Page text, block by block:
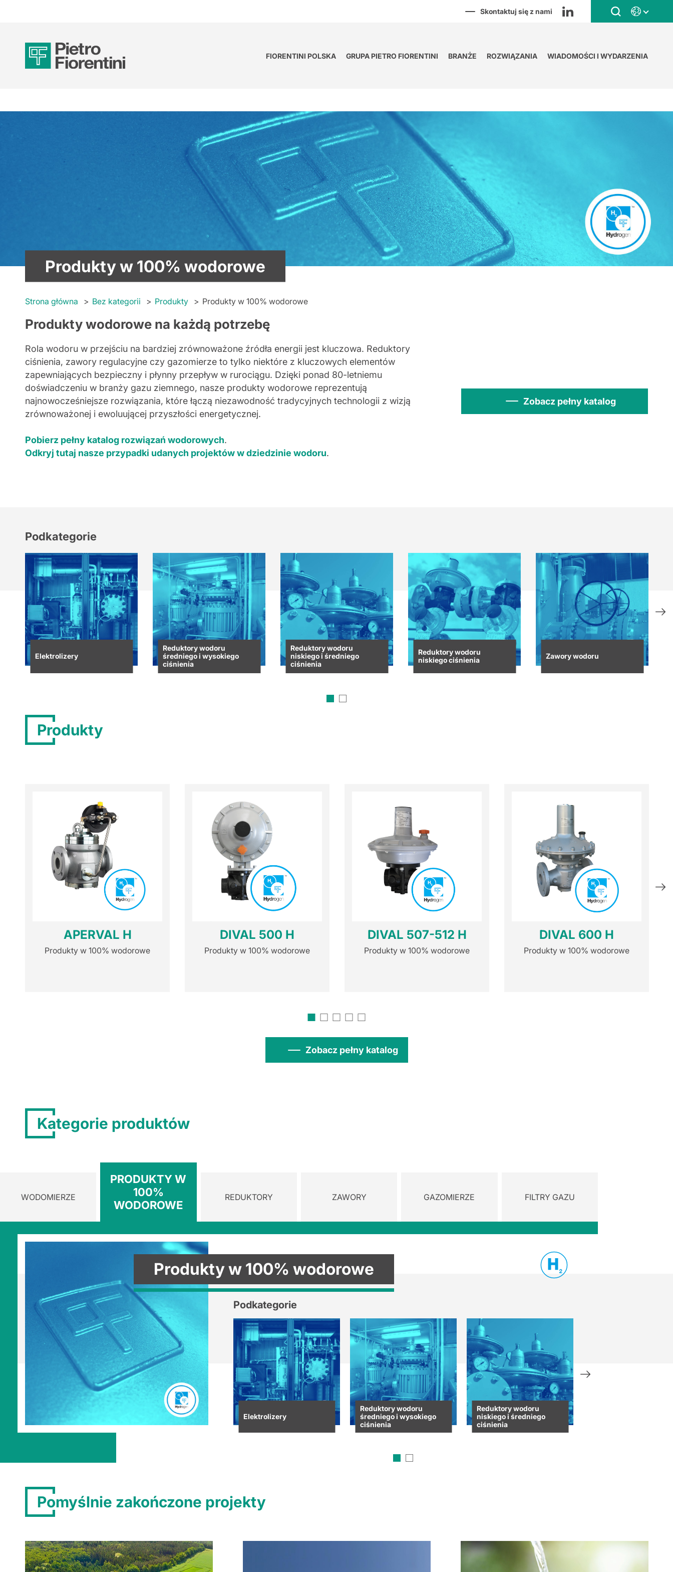
Skontaktuj się z nami
FIORENTINI POLSKA GRUPA PIETRO FIORENTINI BRANŻE ROZWIĄZANIA WIADOMOŚCI I WYDARZENIA
Produkty w 100% wodorowe
Strona główna Bez kategorii Produkty Produkty w 100% wodorowe
Produkty wodorowe na każdą potrzebę
Rola wodoru w przejściu na bardziej zrównoważone źródła energii jest kluczowa. Reduktory
ciśnienia, zawory regulacyjne czy gazomierze to tylko niektóre z kluczowych elementów
zapewniających bezpieczny i płynny przepływ w rurociągu. Dzięki ponad 80-letniemu
doświadczeniu w branży gazu ziemnego, nasze produkty wodorowe reprezentują
najnowocześniejsze rozwiązania, które łączą niezawodność tradycyjnych technologii z wizją
zrównoważonej i ewoluującej przyszłości energetycznej.
Pobierz pełny katalog rozwiązań wodorowych.
Odkryj tutaj nasze przypadki udanych projektów w dziedzinie wodoru.
Zobacz pełny katalog
Podkategorie
Elektrolizery
Reduktory wodoru
średniego i wysokiego
ciśnienia
Reduktory wodoru
niskiego i średniego
ciśnienia
Reduktory wodoru
niskiego ciśnienia
Zawory wodoru
Produkty
APERVAL H
Produkty w 100% wodorowe
DIVAL 500 H
Produkty w 100% wodorowe
DIVAL 507-512 H
Produkty w 100% wodorowe
DIVAL 600 H
Produkty w 100% wodorowe
Zobacz pełny katalog
Kategorie produktów
WODOMIERZE
PRODUKTY W
100%
WODOROWE
REDUKTORY ZAWORY GAZOMIERZE FILTRY GAZU
Produkty w 100% wodorowe
Podkategorie
Elektrolizery
Reduktory wodoru
średniego i wysokiego
ciśnienia
Reduktory wodoru
niskiego i średniego
ciśnienia
Pomyślnie zakończone projekty